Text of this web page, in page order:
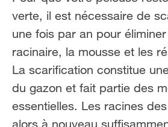
verte, il est nécessaire de
une fois par an pour
racinaire, la mousse et les
La scarification constitue
du gazon et fait partie des
essentielles. Les racines
alors à nouveau